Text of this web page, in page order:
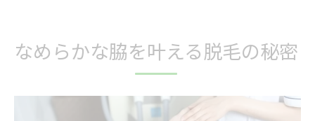
絶品のなめらか肌へ導くワキ脱毛の秘訣と
脱毛回数と効果の関係、成功のポイント
なめらかな脇を叶える脱毛の秘密